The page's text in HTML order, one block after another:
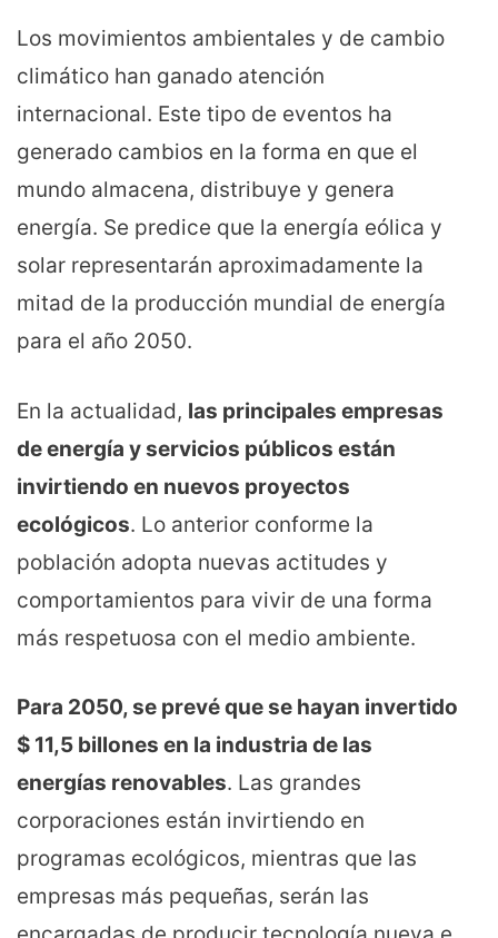
Los movimientos ambientales y de cambio
climático han ganado atención
internacional. Este tipo de eventos ha
generado cambios en la forma en que el
mundo almacena, distribuye y genera
energía. Se predice que la energía eólica y
solar representarán aproximadamente la
mitad de la producción mundial de energía
para el año 2050.
En la actualidad, las principales empresas
de energía y servicios públicos están
invirtiendo en nuevos proyectos
ecológicos. Lo anterior conforme la
población adopta nuevas actitudes y
comportamientos para vivir de una forma
más respetuosa con el medio ambiente.
Para 2050, se prevé que se hayan invertido
$ 11,5 billones en la industria de las
energías renovables. Las grandes
corporaciones están invirtiendo en
programas ecológicos, mientras que las
empresas más pequeñas, serán las